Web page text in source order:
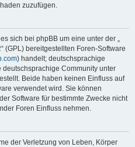
zuzufügen.
sich bei phpBB um eine unter der „
“ (GPL) bereitgestellten Foren-Software
) handelt; deutschsprachige
deutschsprachige Community unter
Beide haben keinen Einfluss auf
verwendet wird. Sie können
Software für bestimmte Zwecke nicht
Foren Einfluss nehmen.
der Verletzung von Leben, Körper